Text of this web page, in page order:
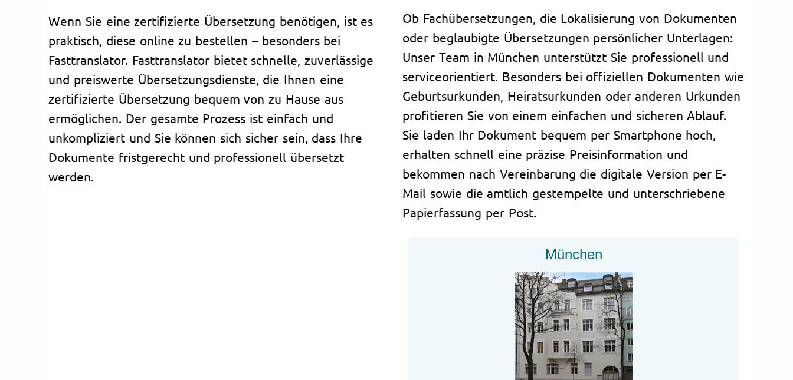
Wenn Sie eine zertifizierte Übersetzung benötigen, ist es
praktisch, diese online zu bestellen – besonders bei
Fasttranslator. Fasttranslator bietet schnelle, zuverlässige
und preiswerte Übersetzungsdienste, die Ihnen eine
zertifizierte Übersetzung bequem von zu Hause aus
ermöglichen. Der gesamte Prozess ist einfach und
unkompliziert und Sie können sich sicher sein, dass Ihre
Dokumente fristgerecht und professionell übersetzt
werden.
Ob Fachübersetzungen, die Lokalisierung von Dokumenten
oder beglaubigte Übersetzungen persönlicher Unterlagen:
Unser Team in München unterstützt Sie professionell und
serviceorientiert. Besonders bei offiziellen Dokumenten wie
Geburtsurkunden, Heiratsurkunden oder anderen Urkunden
profitieren Sie von einem einfachen und sicheren Ablauf.
Sie laden Ihr Dokument bequem per Smartphone hoch,
erhalten schnell eine präzise Preisinformation und
bekommen nach Vereinbarung die digitale Version per E-
Mail sowie die amtlich gestempelte und unterschriebene
Papierfassung per Post.
München